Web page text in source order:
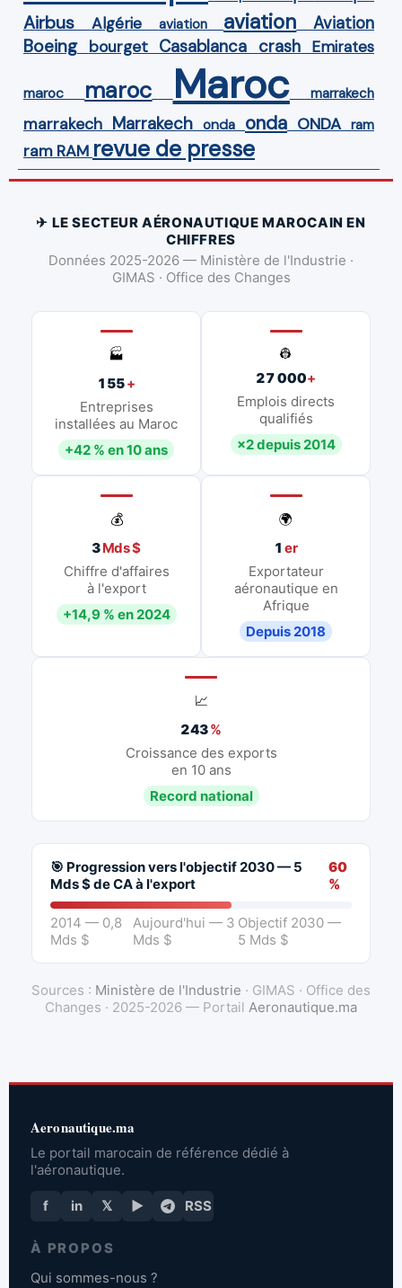
Airbus Algérie aviation aviation Aviation
Boeing bourget Casablanca crash Emirates
maroc maroc Maroc marrakech
marrakech Marrakech onda onda ONDA ram
ram RAM revue de presse
✈ LE SECTEUR AÉRONAUTIQUE MAROCAIN EN
CHIFFRES
Données 2025-2026 — Ministère de l'Industrie ·
GIMAS · Office des Changes
🏭
155+
Entreprises
installées au Maroc
+42 % en 10 ans
👷
27 000+
Emplois directs
qualifiés
×2 depuis 2014
💰
3Mds $
Chiffre d'affaires
à l'export
+14,9 % en 2024
🌍
1 er
Exportateur
aéronautique en
Afrique
Depuis 2018
📈
243%
Croissance des exports
en 10 ans
Record national
🎯 Progression vers l'objectif 2030 — 5
Mds $ de CA à l'export
60
%
2014 — 0,8
Mds $
Aujourd'hui — 3
Mds $
Objectif 2030 —
5 Mds $
Sources : Ministère de l'Industrie · GIMAS · Office des
Changes · 2025-2026 — Portail Aeronautique.ma
Aeronautique.ma
Le portail marocain de référence dédié à
l'aéronautique.
f in 𝕏 ▶ RSS
À PROPOS
Qui sommes-nous ?